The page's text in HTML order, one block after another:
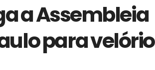
a Assembleia
para velório